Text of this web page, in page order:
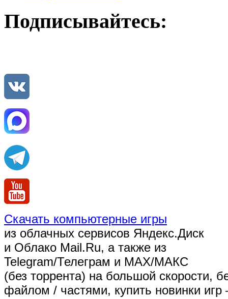
Подписывайтесь:
Скачать компьютерные игры
из облачных сервисов Яндекс.Диск
и Облако Mail.Ru, а также из
Telegram/Телеграм и MAX/МАКС
(без торрента) на большой скорости,
файлом / частями, купить новинки